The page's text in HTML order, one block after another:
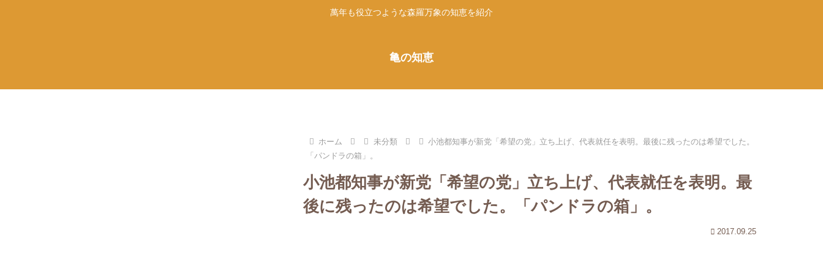
萬年も役立つような森羅万象の知恵を紹介
亀の知恵
ホーム 未分類
小池都知事が新党「希望の党」立ち上げ、代表就任を表明。最後に残ったのは希望でした。
「パンドラの箱」。
小池都知事が新党「希望の党」立ち上げ、代表就任を表明。最
後に残ったのは希望でした。「パンドラの箱」。
2017.09.25